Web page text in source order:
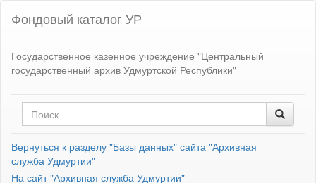
Фондовый каталог УР
Государственное казенное учреждение "Центральный
государственный архив Удмуртской Республики"
Вернуться к разделу "Базы данных" сайта "Архивная
служба Удмуртии"
На сайт "Архивная служба Удмуртии"